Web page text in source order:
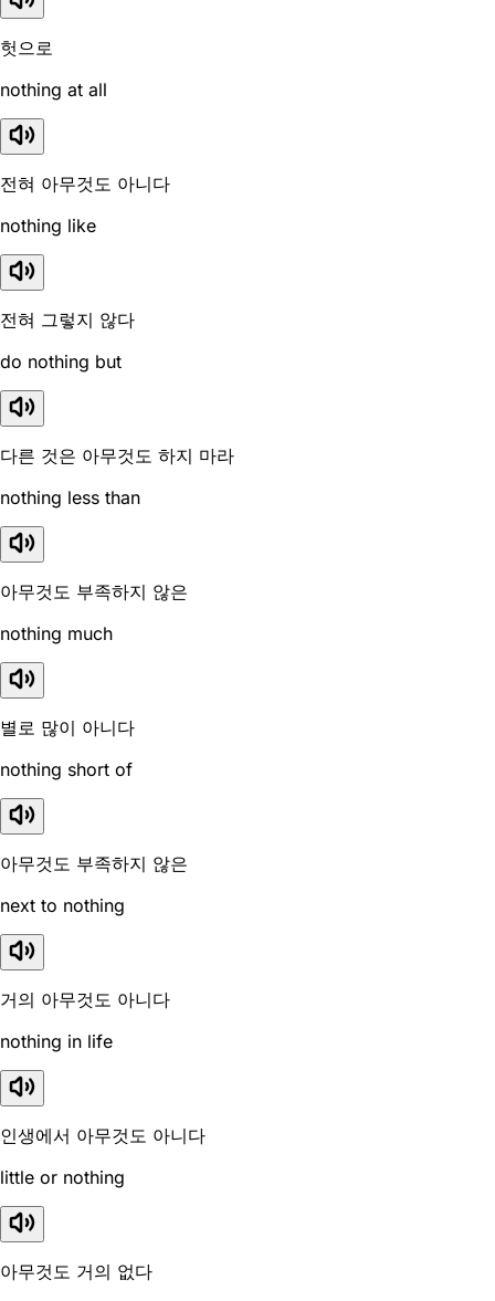
헛으로
nothing at all
전혀 아무것도 아니다
nothing like
전혀 그렇지 않다
do nothing but
다른 것은 아무것도 하지 마라
nothing less than
아무것도 부족하지 않은
nothing much
별로 많이 아니다
nothing short of
아무것도 부족하지 않은
next to nothing
거의 아무것도 아니다
nothing in life
인생에서 아무것도 아니다
little or nothing
아무것도 거의 없다